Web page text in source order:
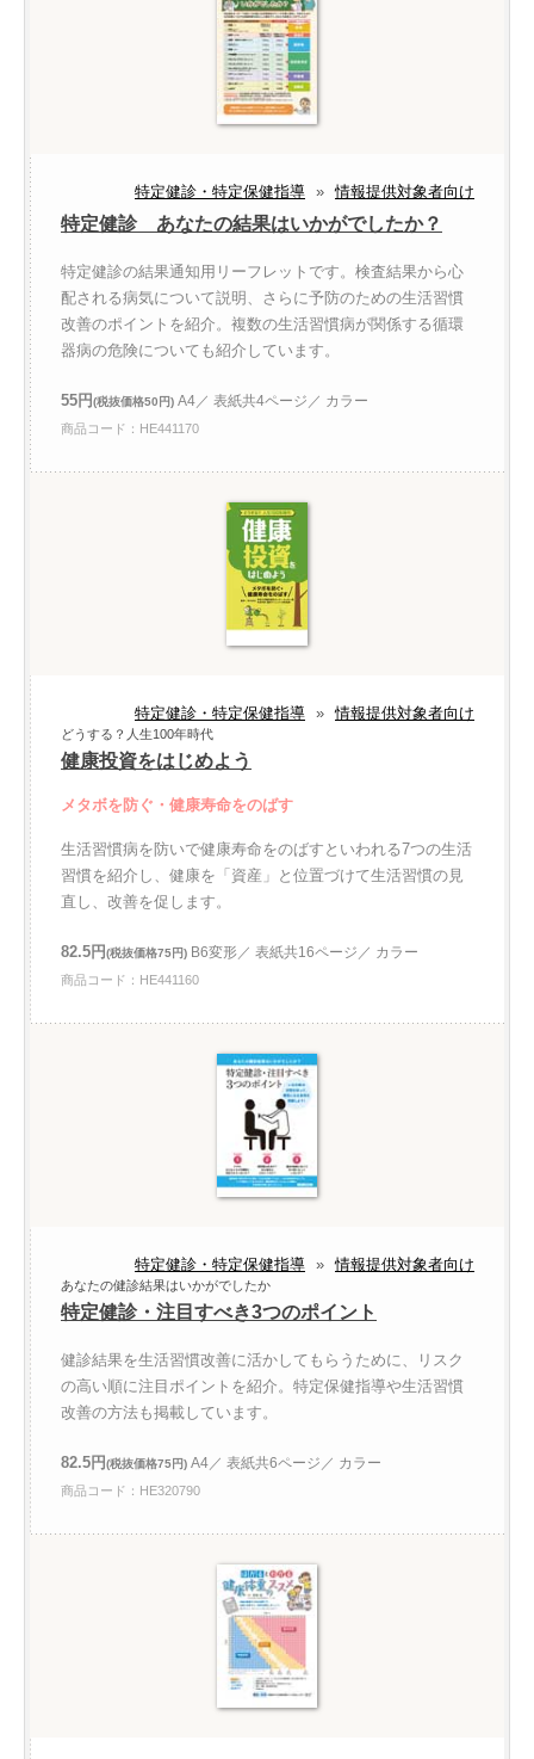
特定健診・特定保健指導 » 情報提供対象者向け
特定健診 あなたの結果はいかがでしたか？
特定健診の結果通知用リーフレットです。検査結果から心
配される病気について説明、さらに予防のための生活習慣
改善のポイントを紹介。複数の生活習慣病が関係する循環
器病の危険についても紹介しています。
55円(税抜価格50円) A4／ 表紙共4ページ／ カラー
商品コード：HE441170
特定健診・特定保健指導 » 情報提供対象者向け
どうする？人生100年時代
健康投資をはじめよう
メタボを防ぐ・健康寿命をのばす
生活習慣病を防いで健康寿命をのばすといわれる7つの生活
習慣を紹介し、健康を「資産」と位置づけて生活習慣の見
直し、改善を促します。
82.5円(税抜価格75円) B6変形／ 表紙共16ページ／ カラー
商品コード：HE441160
特定健診・特定保健指導 » 情報提供対象者向け
あなたの健診結果はいかがでしたか
特定健診・注目すべき3つのポイント
健診結果を生活習慣改善に活かしてもらうために、リスク
の高い順に注目ポイントを紹介。特定保健指導や生活習慣
改善の方法も掲載しています。
82.5円(税抜価格75円) A4／ 表紙共6ページ／ カラー
商品コード：HE320790